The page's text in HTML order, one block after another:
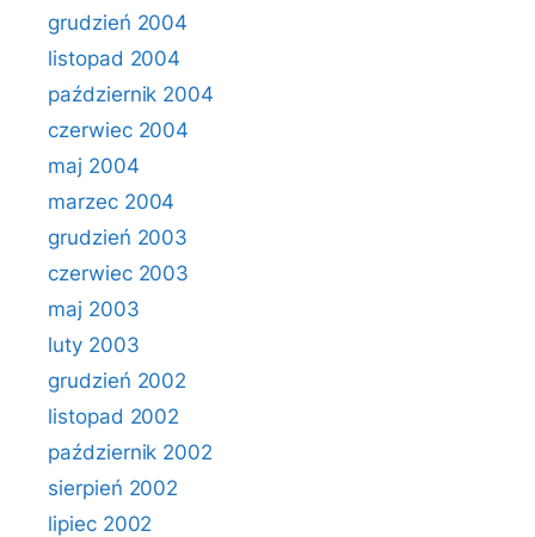
grudzień 2004
listopad 2004
październik 2004
czerwiec 2004
maj 2004
marzec 2004
grudzień 2003
czerwiec 2003
maj 2003
luty 2003
grudzień 2002
listopad 2002
październik 2002
sierpień 2002
lipiec 2002